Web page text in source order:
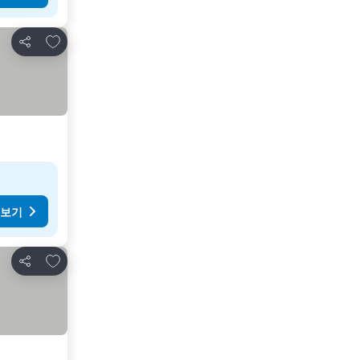
공유
즐겨찾기에 추가
기
공유
즐겨찾기에 추가